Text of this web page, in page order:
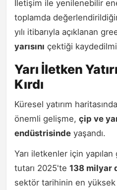
İletişim ile yenilenebilir
toplamda
yılı itibarıyla açıklanan
yarısını çektiği
Yarı İletken
Kırdı
Küresel yatırım
önemli gelişme, çip ve
endüstrisinde yaşandı.
Yarı iletkenler için yapılan
tutarı 2025'te 138 milyar
sektör tarihinin en